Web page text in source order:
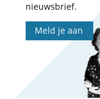
nieuwsbrief.
Meld je aan